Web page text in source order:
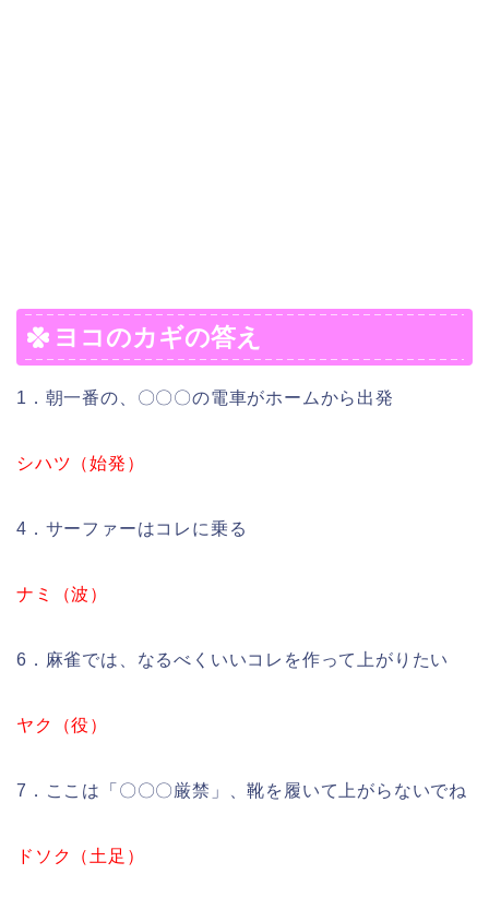
ヨコのカギの答え
1．朝一番の、〇〇〇の電車がホームから出発
シハツ（始発）
4．サーファーはコレに乗る
ナミ（波）
6．麻雀では、なるべくいいコレを作って上がりたい
ヤク（役）
7．ここは「〇〇〇厳禁」、靴を履いて上がらないでね
ドソク（土足）